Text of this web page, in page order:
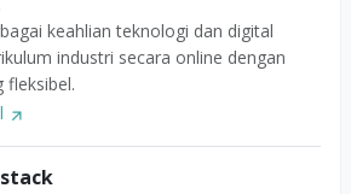
keahlian teknologi dan digital
industri secara online dengan
fleksibel.